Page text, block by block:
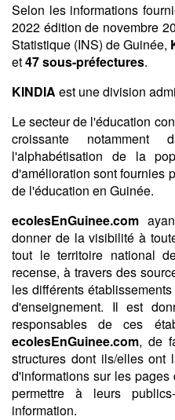
Selon les informations
2022 édition de novembre
Statistique (INS) de Guinée,
et47sous-préfectures.
KINDIA est une division
Le secteur de l'éducation
croissante
l'alphabétisation de la
d'amélioration sont fournies
de l'éducation en Guinée.
ecolesEnGuinee.com
donner de la visibilité à
tout le territoire national
recense, à travers des
les différents
d'enseignement. Il est
responsables de ces
ecolesEnGuinee.com, de
structures dont ils/elles ont
d'informations sur les
permettre à leurs
information.